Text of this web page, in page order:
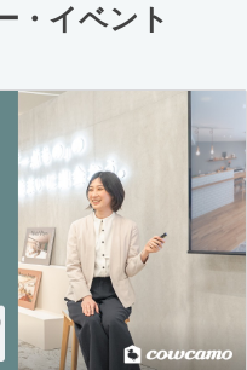
・イベント